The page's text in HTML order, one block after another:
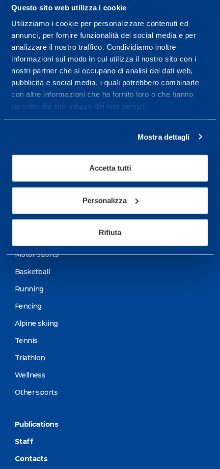
Questo sito web utilizza i cookie
Utilizziamo i cookie per personalizzare contenuti ed
annunci, per fornire funzionalità dei social media e per
analizzare il nostro traffico. Condividiamo inoltre
informazioni sul modo in cui utilizza il nostro sito con i
nostri partner che si occupano di analisi dei dati web,
pubblicità e social media, i quali potrebbero combinarle
con altre informazioni che ha fornito loro o che hanno
raccolto dal suo utilizzo dei loro servizi.
Mostra dettagli
Accetta tutti
Personalizza
Rifiuta
Service center for high
performance and well-
being.
More informations
Soccer
Motor Sports
Basketball
Running
Fencing
Alpine skiing
Tennis
Triathlon
Wellness
Other sports
Publications
Staff
Contacts